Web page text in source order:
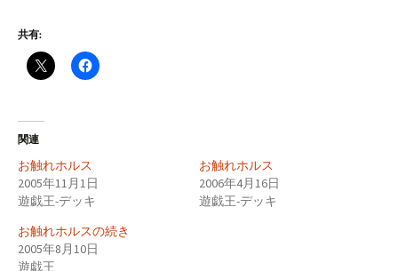
共有:
関連
お触れホルス
2005年11月1日
遊戯王-デッキ
お触れホルス
2006年4月16日
遊戯王-デッキ
お触れホルスの続き
2005年8月10日
遊戯王